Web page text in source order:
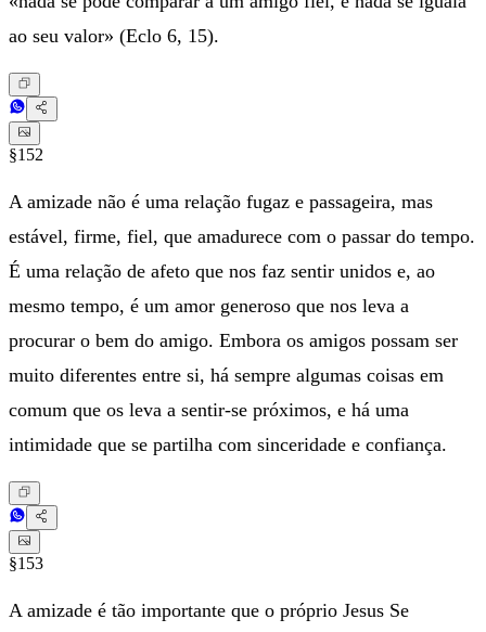
ao seu valor» (Eclo 6, 15).
§152
A amizade não é uma relação fugaz e passageira, mas
estável, firme, fiel, que amadurece com o passar do tempo.
É uma relação de afeto que nos faz sentir unidos e, ao
mesmo tempo, é um amor generoso que nos leva a
procurar o bem do amigo. Embora os amigos possam ser
muito diferentes entre si, há sempre algumas coisas em
comum que os leva a sentir-se próximos, e há uma
intimidade que se partilha com sinceridade e confiança.
§153
A amizade é tão importante que o próprio Jesus Se